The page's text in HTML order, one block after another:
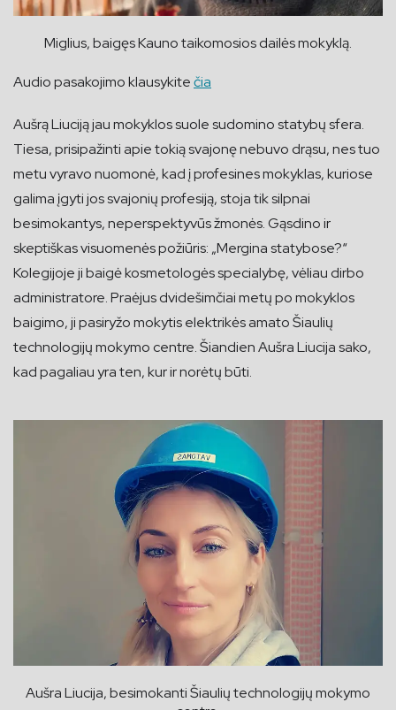
Miglius, baigęs Kauno taikomosios dailės mokyklą.
Audio pasakojimo klausykitečia
Aušrą Liuciją jau mokyklos suole sudomino statybų sfera.
Tiesa, prisipažinti apie tokią svajonę nebuvo drąsu, nes tuo
metu vyravo nuomonė, kad į profesines mokyklas, kuriose
galima įgyti jos svajonių profesiją, stoja tik silpnai
besimokantys, neperspektyvūs žmonės. Gąsdino ir
skeptiškas visuomenės požiūris: „Mergina statybose?“
Kolegijoje ji baigė kosmetologės specialybę, vėliau dirbo
administratore. Praėjus dvidešimčiai metų po mokyklos
baigimo, ji pasiryžo mokytis elektrikės amato Šiaulių
technologijų mokymo centre. Šiandien Aušra Liucija sako,
kad pagaliau yra ten, kur ir norėtų būti.
Aušra Liucija, besimokanti Šiaulių technologijų mokymo